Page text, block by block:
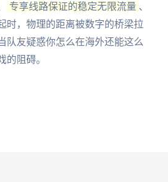
专享线路保证的稳定无限流量 、
时，物理的距离被数字的桥梁拉
队友疑惑你怎么在海外还能这么
阻碍。